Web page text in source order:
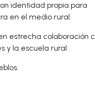
identidad propia para
en el medio rural.
estrecha colaboración
y la escuela rural.